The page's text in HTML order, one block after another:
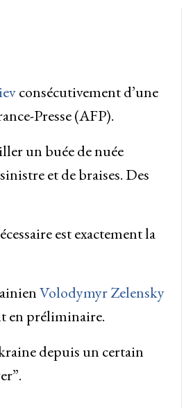
consécutivement d’une
Presse (AFP).
un buée de nuée
et de braises. Des
est exactement la
Volodymyr Zelensky
en préliminaire.
depuis un certain